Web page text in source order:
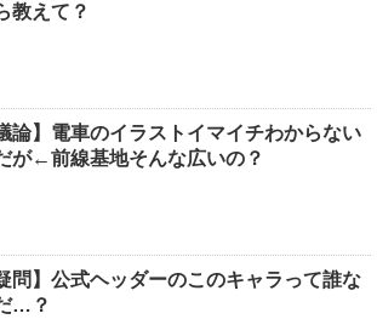
教えて？
論】電車のイラストイマイチわからない
が←前線基地そんな広いの？
問】公式ヘッダーのこのキャラって誰な
…？